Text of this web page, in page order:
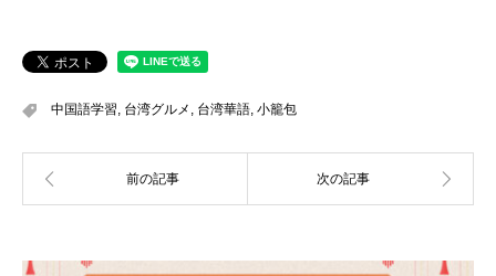
中国語学習, 台湾グルメ , 台湾華語, 小籠包